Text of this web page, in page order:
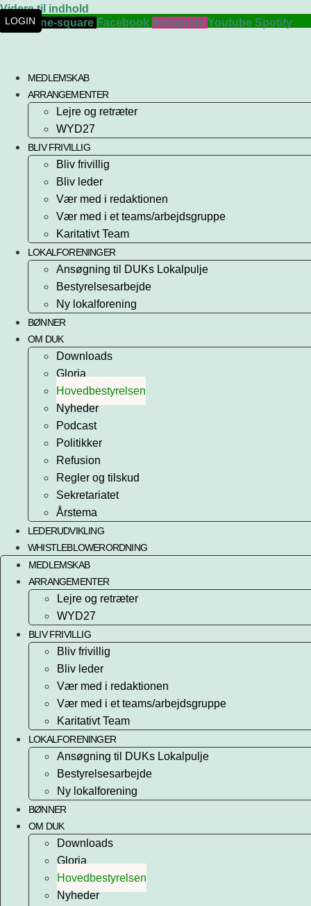
Videre til indhold
Phone-square Facebook Instagram Youtube Spotify
LOGIN
MEDLEMSKAB
ARRANGEMENTER
Lejre og retræter
WYD27
BLIV FRIVILLIG
Bliv frivillig
Bliv leder
Vær med i redaktionen
Vær med i et teams/arbejdsgruppe
Karitativt Team
LOKALFORENINGER
Ansøgning til DUKs Lokalpulje
Bestyrelsesarbejde
Ny lokalforening
BØNNER
OM DUK
Downloads
Gloria
Hovedbestyrelsen
Nyheder
Podcast
Politikker
Refusion
Regler og tilskud
Sekretariatet
Årstema
LEDERUDVIKLING
WHISTLEBLOWERORDNING
MEDLEMSKAB
ARRANGEMENTER
Lejre og retræter
WYD27
BLIV FRIVILLIG
Bliv frivillig
Bliv leder
Vær med i redaktionen
Vær med i et teams/arbejdsgruppe
Karitativt Team
LOKALFORENINGER
Ansøgning til DUKs Lokalpulje
Bestyrelsesarbejde
Ny lokalforening
BØNNER
OM DUK
Downloads
Gloria
Hovedbestyrelsen
Nyheder